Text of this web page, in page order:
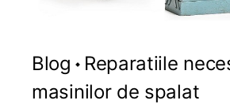
Blog
Reparatiile
masinilor de spalat